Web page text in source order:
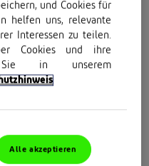
kann,
nicht
und Cookies für
helfen uns, relevante
Interessen zu teilen.
Cookies und ihre
Sie in unserem
Alle akzeptieren